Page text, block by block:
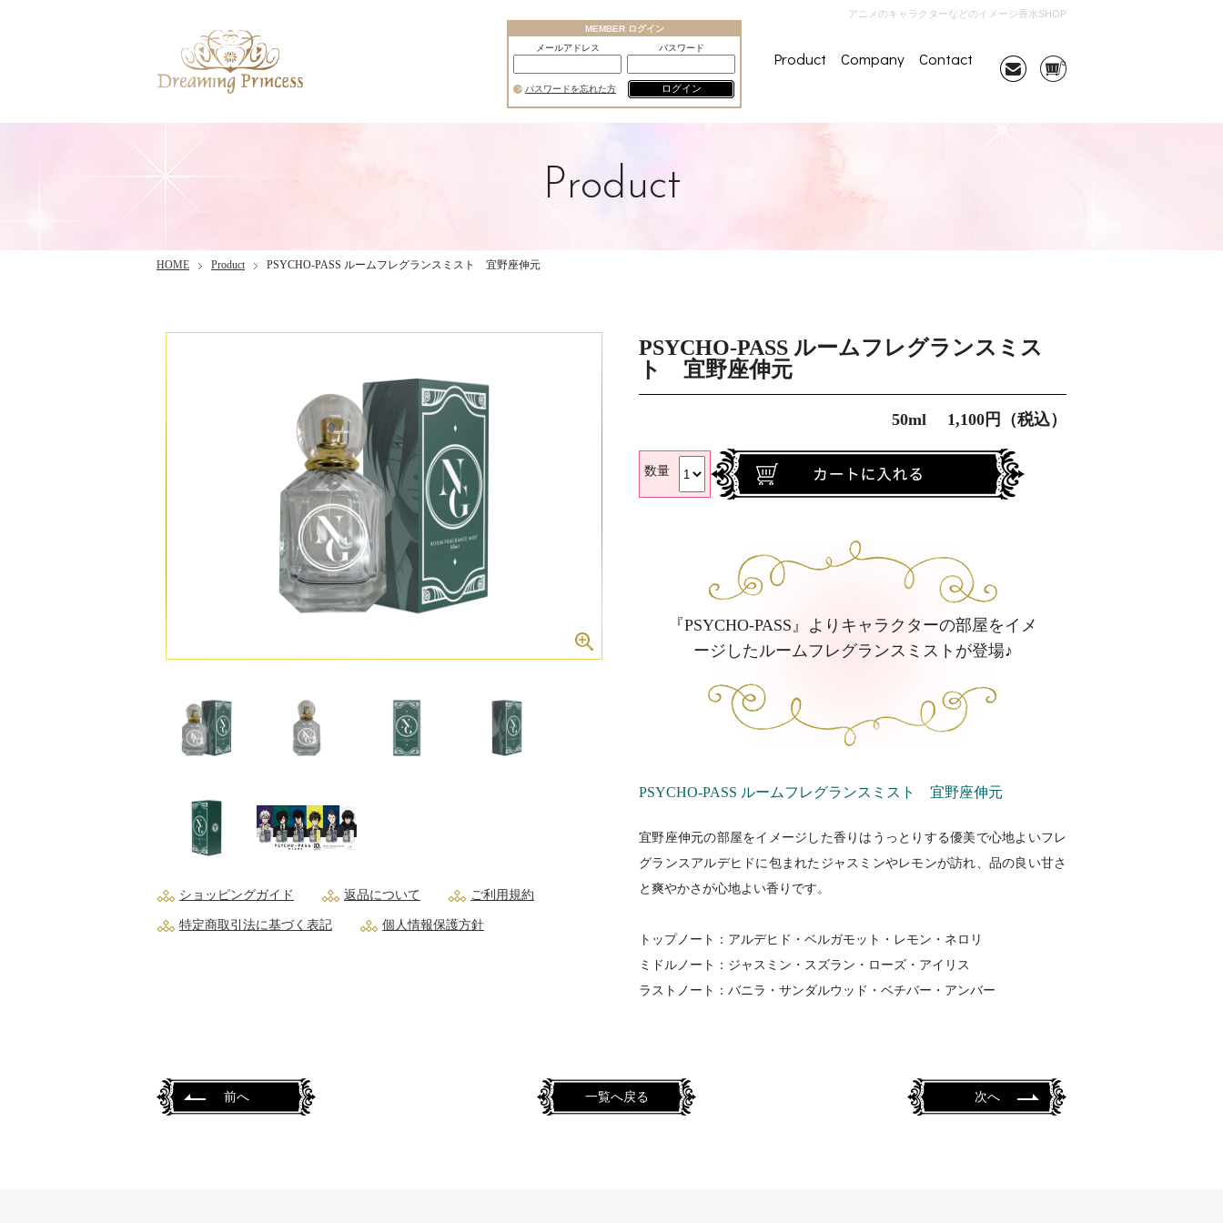
アニメのキャラクターなどのイメージ香水SHOP
Product Company Contact
MEMBER ログイン
メールアドレス
パスワード
パスワードを忘れた方 ログイン
Product
HOME Product PSYCHO-PASS ルームフレグランスミスト 宜野座伸元
ショッピングガイド 返品について ご利用規約
特定商取引法に基づく表記 個人情報保護方針
PSYCHO-PASS ルームフレグランスミス
ト 宜野座伸元
50ml 1,100円（税込）
数量
『PSYCHO-PASS』よりキャラクターの部屋をイメ
ージしたルームフレグランスミストが登場♪
PSYCHO-PASS ルームフレグランスミスト 宜野座伸元
宜野座伸元の部屋をイメージした香りはうっとりする優美で心地よいフレ
グランスアルデヒドに包まれたジャスミンやレモンが訪れ、品の良い甘さ
と爽やかさが心地よい香りです。
トップノート：アルデヒド・ベルガモット・レモン・ネロリ
ミドルノート：ジャスミン・スズラン・ローズ・アイリス
ラストノート：バニラ・サンダルウッド・ベチバー・アンバー
前へ 一覧へ戻る 次へ